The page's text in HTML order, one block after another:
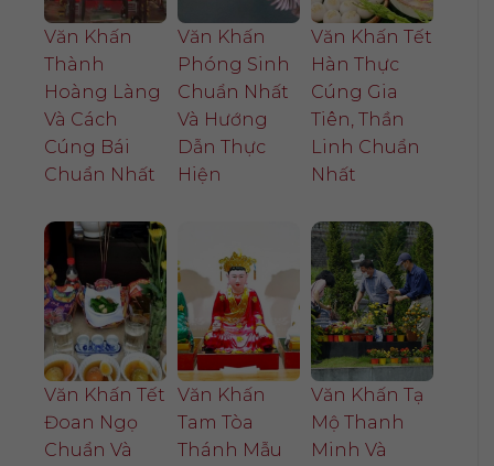
Văn Khấn
Thành
Hoàng Làng
Và Cách
Cúng Bái
Chuẩn Nhất
Văn Khấn
Phóng Sinh
Chuẩn Nhất
Và Hướng
Dẫn Thực
Hiện
Văn Khấn Tết
Hàn Thực
Cúng Gia
Tiên, Thần
Linh Chuẩn
Nhất
Văn Khấn Tết
Đoan Ngọ
Chuẩn Và
Văn Khấn
Tam Tòa
Thánh Mẫu
Văn Khấn Tạ
Mộ Thanh
Minh Và